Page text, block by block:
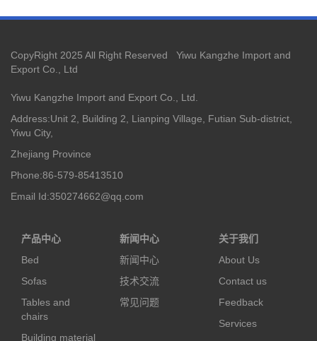
CopyRight 2025 All Right Reserved Yiwu Kangzhe Import and
Export Co., Ltd
Yiwu Kangzhe Import and Export Co., Ltd.
Address:Unit 2, Building 2, Lianping Village, Futian Sub-district,
Yiwu City,
Zhejiang Province
Phone:86-579-85413510
Email Id:350274662@qq.com
产品中心
Bed
Sofas
Tables and
chairs
Building material
新闻中心
新闻中心
技术交流
常见问题
关于我们
About Us
Contact us
Feedback
Services